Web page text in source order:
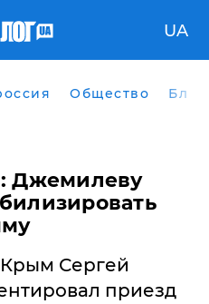
UA
Общество
Джемилеву
Крым Сергей
приезд